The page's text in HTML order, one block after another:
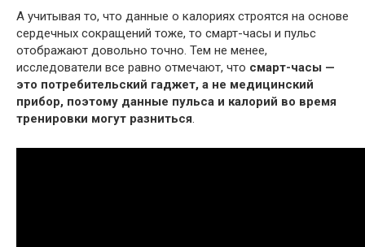
А учитывая то, что данные о калориях строятся на основе
сердечных сокращений тоже, то смарт-часы и пульс
отображают довольно точно. Тем не менее,
исследователи все равно отмечают, что смарт-часы —
это потребительский гаджет, а не медицинский
прибор, поэтому данные пульса и калорий во время
тренировки могут разниться.